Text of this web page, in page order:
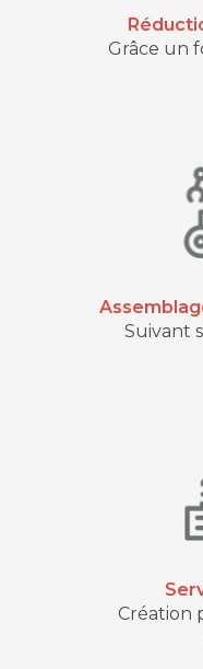
Grâce un
Suivant
Création